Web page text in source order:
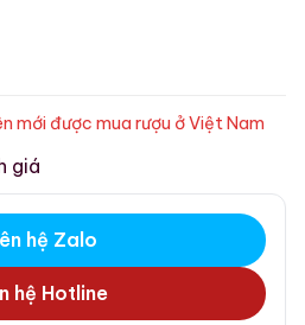
mới được mua rượu ở Việt Nam
giá
hệ Zalo
hệ Hotline